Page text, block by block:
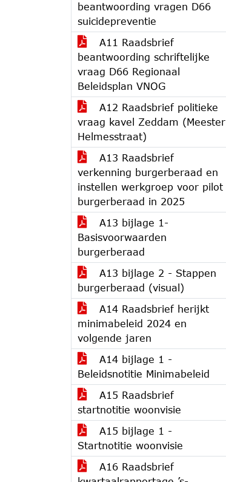
beantwoording vragen D66
suicidepreventie
A11 Raadsbrief
beantwoording schriftelijke
vraag D66 Regionaal
Beleidsplan VNOG
A12 Raadsbrief politieke
vraag kavel Zeddam (Meester
Helmesstraat)
A13 Raadsbrief
verkenning burgerberaad en
instellen werkgroep voor pilot
burgerberaad in 2025
A13 bijlage 1-
Basisvoorwaarden
burgerberaad
A13 bijlage 2 - Stappen
burgerberaad (visual)
A14 Raadsbrief herijkt
minimabeleid 2024 en
volgende jaren
A14 bijlage 1 -
Beleidsnotitie Minimabeleid
A15 Raadsbrief
startnotitie woonvisie
A15 bijlage 1 -
Startnotitie woonvisie
A16 Raadsbrief